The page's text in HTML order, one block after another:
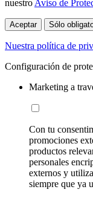
nuestro Aviso de
Aceptar Sólo
Nuestra política de
Configuración de
Marketing a
Con tu
promociones
productos
personales
externos y
siempre que ya